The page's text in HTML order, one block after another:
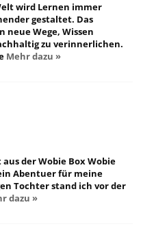
wird Lernen immer
gestaltet. Das
Wege, Wissen
zu verinnerlichen.
Mehr dazu »
der Wobie Box Wobie
Abentuer für meine
Tochter stand ich vor der
dazu »